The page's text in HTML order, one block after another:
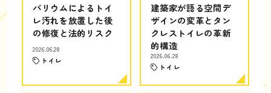
バリウムによるトイ
レ汚れを放置した後
の修復と法的リスク
2026.06.28
トイレ
建築家が語る空間デ
ザインの変革とタン
クレストイレの革新
的構造
2026.06.28
トイレ